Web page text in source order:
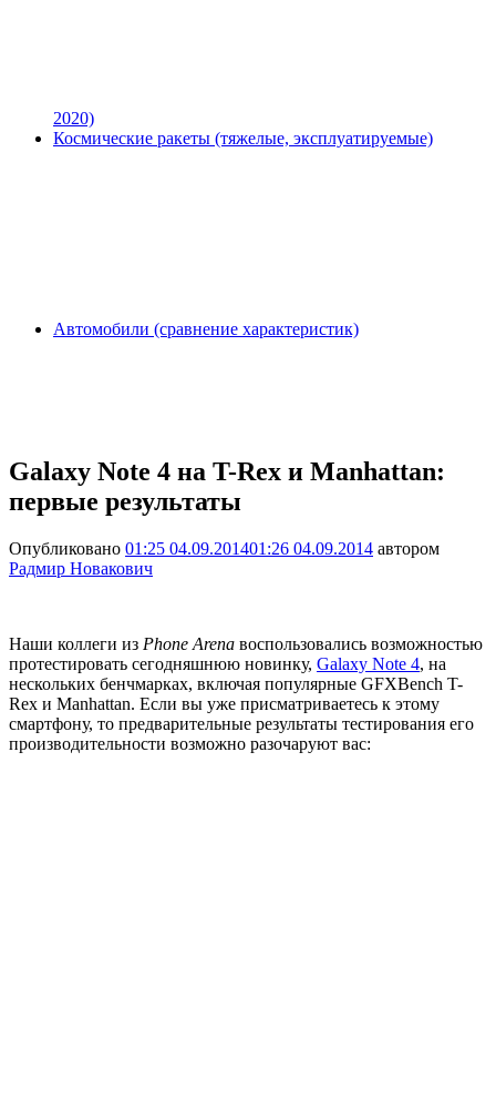
2020)
Космические ракеты (тяжелые, эксплуатируемые)
Автомобили (сравнение характеристик)
Galaxy Note 4 на T-Rex и Manhattan:
первые результаты
Опубликовано 01:25 04.09.201401:26 04.09.2014 автором
Радмир Новакович
Наши коллеги из Phone Arena воспользовались возможностью
протестировать сегодняшнюю новинку, Galaxy Note 4, на
нескольких бенчмарках, включая популярные GFXBench T-
Rex и Manhattan. Если вы уже присматриваетесь к этому
смартфону, то предварительные результаты тестирования его
производительности возможно разочаруют вас: